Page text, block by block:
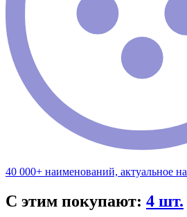
40 000+ наименований, актуальное
С этим покупают: 4 шт.